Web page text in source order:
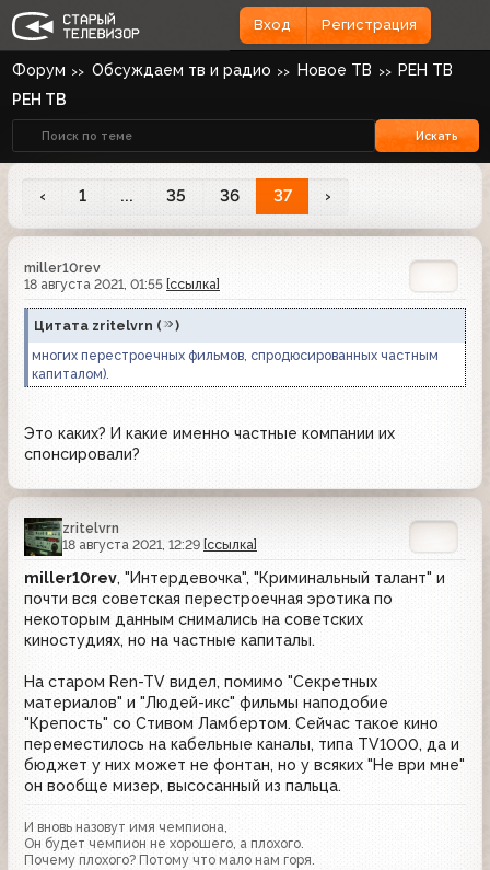
Вход Регистрация
Форум Обсуждаем тв и радио Новое ТВ
РЕН ТВ
РЕН ТВ
Искать
‹ 1 ... 35 36 37 ›
miller10rev
18 августа 2021, 01:55 [ссылка]
Цитата zritelvrn (
)
многих перестроечных фильмов, спродюсированных частным
капиталом).
Это каких? И какие именно частные компании их
спонсировали?
zritelvrn
18 августа 2021, 12:29 [ссылка]
miller10rev, "Интердевочка", "Криминальный талант" и
почти вся советская перестроечная эротика по
некоторым данным снимались на советских
киностудиях, но на частные капиталы.
На старом Ren-TV видел, помимо "Секретных
материалов" и "Людей-икс" фильмы наподобие
"Крепость" со Стивом Ламбертом. Сейчас такое кино
переместилось на кабельные каналы, типа TV1000, да и
бюджет у них может не фонтан, но у всяких "Не ври мне"
он вообще мизер, высосанный из пальца.
И вновь назовут имя чемпиона,
Он будет чемпион не хорошего, а плохого.
Почему плохого? Потому что мало нам горя.